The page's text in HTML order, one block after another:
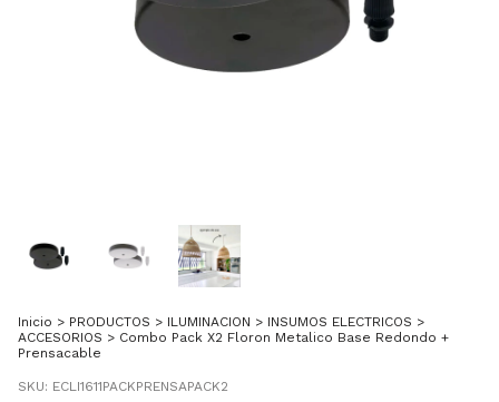
Inicio > PRODUCTOS > ILUMINACION > INSUMOS ELECTRICOS >
ACCESORIOS > Combo Pack X2 Floron Metalico Base Redondo +
Prensacable
SKU: ECLI1611PACKPRENSAPACK2